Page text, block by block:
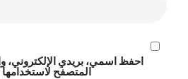
احفظ اسمي، بريدي الإلكتروني،
المتصفح